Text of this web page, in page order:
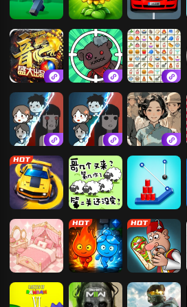
方块岛
植物大战僵尸
2
极速飙车
豪侠传奇 黑洞入侵 看你连连消
躺平发育 猛鬼宿舍. 烧脑解压找茬
画线停车 咩了个咩 割绳子
公主爱收纳
森林冰火人-神
器之战
沙威玛大王